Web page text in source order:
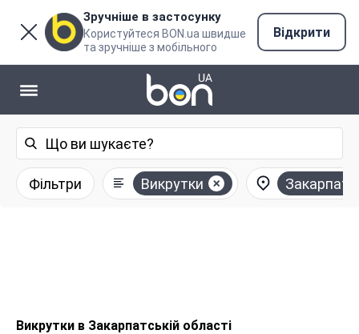
Зручніше в застосунку
Користуйтеся BON.ua швидше
та зручніше з мобільного
Відкрити
Фільтри Викрутки
Викрутки в Закарпатській області